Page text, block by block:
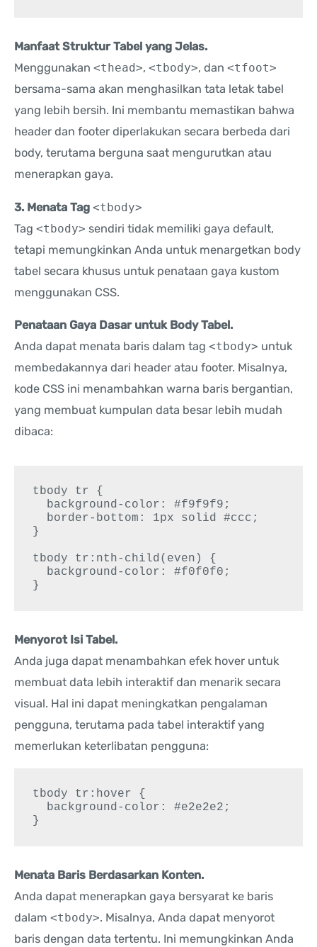
Manfaat Struktur Tabel yang Jelas.
Menggunakan <thead>, <tbody>, dan <tfoot>
bersama-sama akan menghasilkan tata letak tabel
yang lebih bersih. Ini membantu memastikan bahwa
header dan footer diperlakukan secara berbeda dari
body, terutama berguna saat mengurutkan atau
menerapkan gaya.
3. Menata Tag <tbody>
Tag <tbody> sendiri tidak memiliki gaya default,
tetapi memungkinkan Anda untuk menargetkan body
tabel secara khusus untuk penataan gaya kustom
menggunakan CSS.
Penataan Gaya Dasar untuk Body Tabel.
Anda dapat menata baris dalam tag <tbody> untuk
membedakannya dari header atau footer. Misalnya,
kode CSS ini menambahkan warna baris bergantian,
yang membuat kumpulan data besar lebih mudah
dibaca:
tbody tr {
}
tbody tr:nth-child(even) {
}
Menyorot Isi Tabel.
Anda juga dapat menambahkan efek hover untuk
membuat data lebih interaktif dan menarik secara
visual. Hal ini dapat meningkatkan pengalaman
pengguna, terutama pada tabel interaktif yang
memerlukan keterlibatan pengguna:
tbody tr:hover {
}
Menata Baris Berdasarkan Konten.
Anda dapat menerapkan gaya bersyarat ke baris
dalam <tbody>. Misalnya, Anda dapat menyorot
baris dengan data tertentu. Ini memungkinkan Anda